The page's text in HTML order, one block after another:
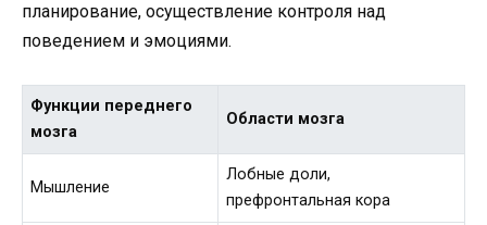
планирование, осуществление контроля над
поведением и эмоциями.
Функции переднего
мозга
Области мозга
Мышление
Лобные доли,
префронтальная кора